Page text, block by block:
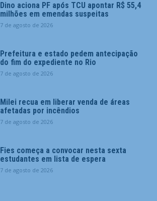
Dino aciona PF após TCU apontar R$ 55,4
milhões em emendas suspeitas
7 de agosto de 2026
Prefeitura e estado pedem antecipação
do fim do expediente no Rio
7 de agosto de 2026
Milei recua em liberar venda de áreas
afetadas por incêndios
7 de agosto de 2026
Fies começa a convocar nesta sexta
estudantes em lista de espera
7 de agosto de 2026